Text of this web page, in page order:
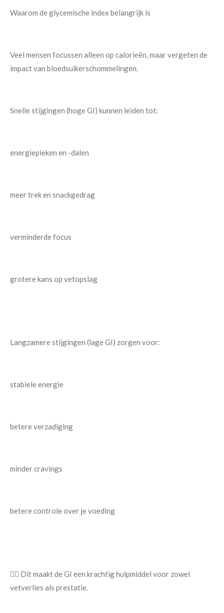
Waarom de glycemische index belangrijk is
Veel mensen focussen alleen op calorieën, maar vergeten de
impact van bloedsuikerschommelingen.
Snelle stijgingen (hoge GI) kunnen leiden tot:
energiepieken en -dalen
meer trek en snackgedrag
verminderde focus
grotere kans op vetopslag
Langzamere stijgingen (lage GI) zorgen voor:
stabiele energie
betere verzadiging
minder cravings
betere controle over je voeding
👉🏿 Dit maakt de GI een krachtig hulpmiddel voor zowel
vetverlies als prestatie.